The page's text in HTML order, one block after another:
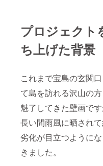
プロジェクト
ち上げた背景
これまで宝島の玄関
て島を訪れる沢山の
魅了してきた壁画です
長い間雨風に晒され
劣化が目立つように
きました。